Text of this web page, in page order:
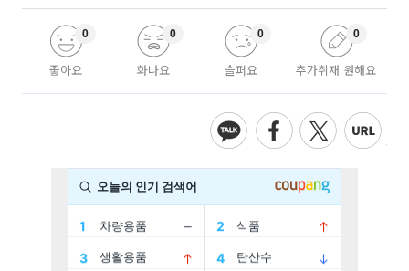
좋아요
0
화나요
0
슬퍼요
0
추가취재 원해요
0